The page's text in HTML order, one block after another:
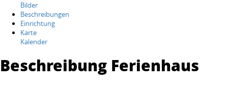
Bilder
Beschreibungen
Einrichtung
Karte
Kalender
Beschreibung Ferienhaus